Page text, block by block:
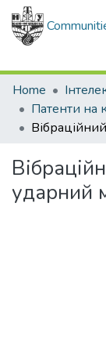
Home
ударний